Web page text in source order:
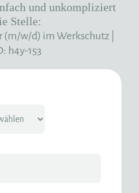
und unkompliziert
Stelle:
(m/w/d) im Werkschutz
h4y-153